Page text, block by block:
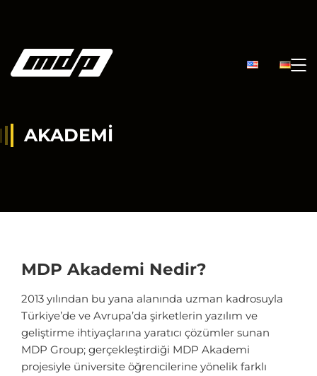
AKADEMI
MDP Akademi Nedir?
2013 yılından bu yana alanında uzman kadrosuyla
Türkiye’de ve Avrupa’da şirketlerin yazılım ve
geliştirme ihtiyaçlarına yaratıcı çözümler sunan
MDP Group; gerçekleştirdiği MDP Akademi
projesiyle üniversite öğrencilerine yönelik farklı